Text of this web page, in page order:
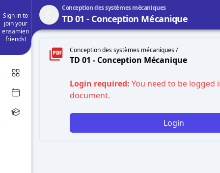
Sign in to
join your
ensamien
friends!
Conception des systèmes mécaniques
TD 01 - Conception Mécanique
Conception des systèmes mécaniques /
TD 01 - Conception Mécanique
Login required: You need to be logged
document.
Login